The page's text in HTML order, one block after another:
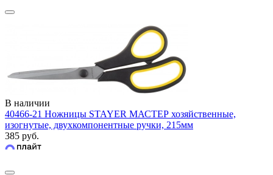
В наличии
40466-21 Ножницы STAYER МАСТЕР хозяйственные,
изогнутые, двухкомпонентные ручки, 215мм
385 руб.